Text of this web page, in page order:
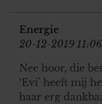
Energie
20-12-2019 11:06
Nee hoor, die
‘Evi’ heeft mij
haar erg